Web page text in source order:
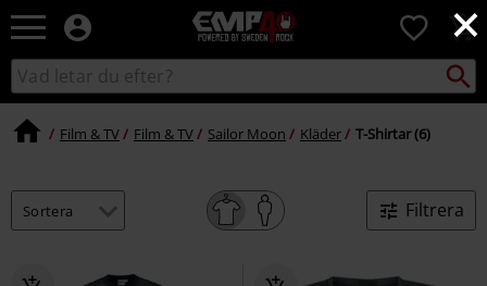
×
EMP
-
Musik,
TV
&
Alternativt
Mode
0
Sök
i
Sök
Film & TV Film & TV Sailor Moon Kläder T-Shirtar (6)
Filtrera